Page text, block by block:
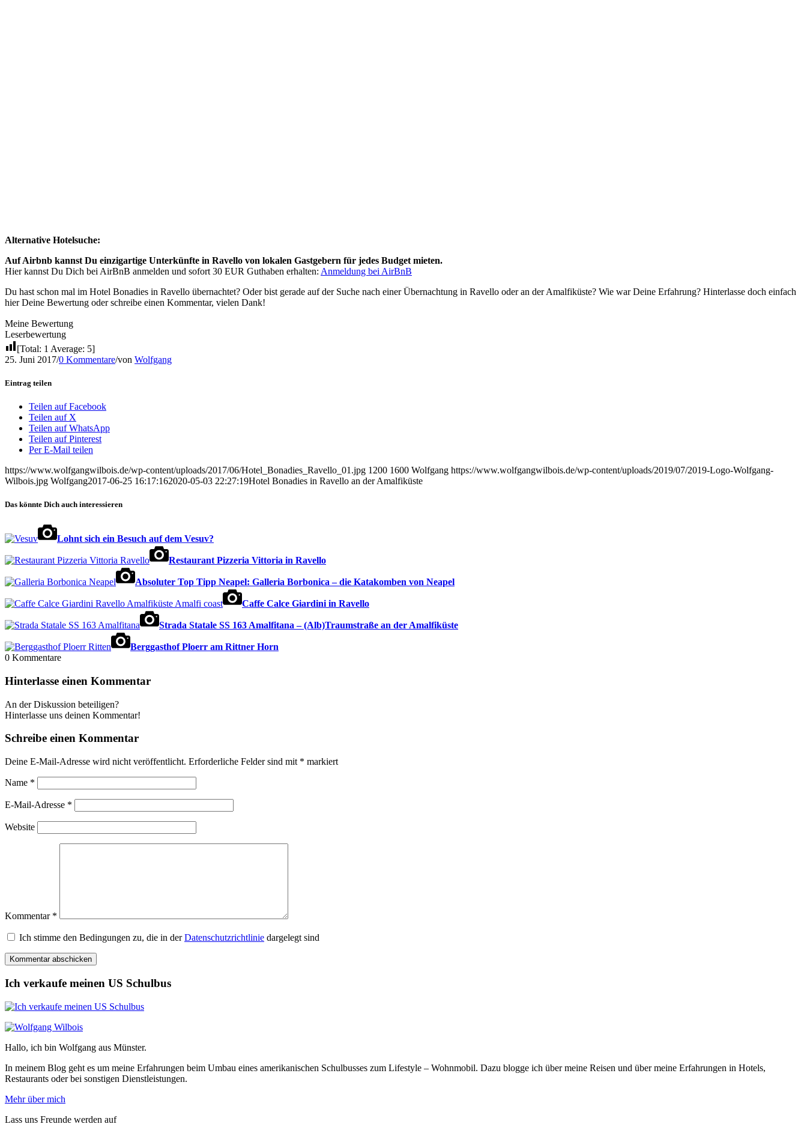
Alternative Hotelsuche:
Auf Airbnb kannst Du einzigartige Unterkünfte in Ravello von lokalen Gastgebern für jedes Budget mieten.
Hier kannst Du Dich bei AirBnB anmelden und sofort 30 EUR Guthaben erhalten: Anmeldung bei AirBnB
Du hast schon mal im Hotel Bonadies in Ravello übernachtet? Oder bist gerade auf der Suche nach einer Übernachtung in Ravello oder an der Amalfiküste? Wie war Deine Erfahrung? Hinterlasse doch einfach
hier Deine Bewertung oder schreibe einen Kommentar, vielen Dank!
Meine Bewertung
Leserbewertung
[Total: 1 Average: 5]
25. Juni 2017/0 Kommentare/von Wolfgang
Eintrag teilen
Teilen auf Facebook
Teilen auf X
Teilen auf WhatsApp
Teilen auf Pinterest
Per E-Mail teilen
https://www.wolfgangwilbois.de/wp-content/uploads/2017/06/Hotel_Bonadies_Ravello_01.jpg 1200 1600 Wolfgang https://www.wolfgangwilbois.de/wp-content/uploads/2019/07/2019-Logo-Wolfgang-
Wilbois.jpg Wolfgang2017-06-25 16:17:162020-05-03 22:27:19Hotel Bonadies in Ravello an der Amalfiküste
Das könnte Dich auch interessieren
Lohnt sich ein Besuch auf dem Vesuv?
Restaurant Pizzeria Vittoria in Ravello
Absoluter Top Tipp Neapel: Galleria Borbonica – die Katakomben von Neapel
Caffe Calce Giardini in Ravello
Strada Statale SS 163 Amalfitana – (Alb)Traumstraße an der Amalfiküste
Berggasthof Ploerr am Rittner Horn
0 Kommentare
Hinterlasse einen Kommentar
An der Diskussion beteiligen?
Hinterlasse uns deinen Kommentar!
Schreibe einen Kommentar
Deine E-Mail-Adresse wird nicht veröffentlicht. Erforderliche Felder sind mit * markiert
Name *
E-Mail-Adresse *
Website
Kommentar *
Ich stimme den Bedingungen zu, die in derDatenschutzrichtlinie dargelegt sind
Ich verkaufe meinen US Schulbus
Hallo, ich bin Wolfgang aus Münster.
In meinem Blog geht es um meine Erfahrungen beim Umbau eines amerikanischen Schulbusses zum Lifestyle – Wohnmobil. Dazu blogge ich über meine Reisen und über meine Erfahrungen in Hotels,
Restaurants oder bei sonstigen Dienstleistungen.
Mehr über mich
Lass uns Freunde werden auf